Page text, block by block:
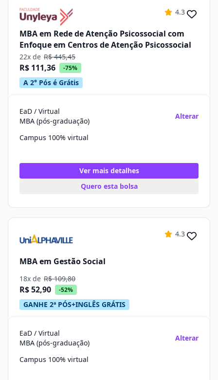
4.3
MBA em Rede de Atenção Psicossocial com
Enfoque em Centros de Atenção Psicossocial
22x de R$ 445,45
R$ 111,36 -75%
A 2° Pós é Grátis
EaD / Virtual
MBA (pós-graduação)
Alterar
Campus 100% virtual
Ver mais detalhes
Quero esta bolsa
4.3
MBA em Gestão Social
18x de R$ 109,80
R$ 52,90 -52%
GANHE 2ª PÓS+INGLÊS GRÁTIS
EaD / Virtual
MBA (pós-graduação)
Alterar
Campus 100% virtual